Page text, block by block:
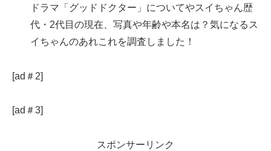
ドラマ「グッドドクター」についてやスイちゃん歴
代・2代目の現在、写真や年齢や本名は？気になるス
イちゃんのあれこれを調査しました！
[ad＃2]
[ad＃3]
スポンサーリンク